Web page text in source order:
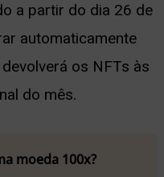
a partir do dia 26 de
automaticamente
os NFTs às
do mês.
moeda 100x?